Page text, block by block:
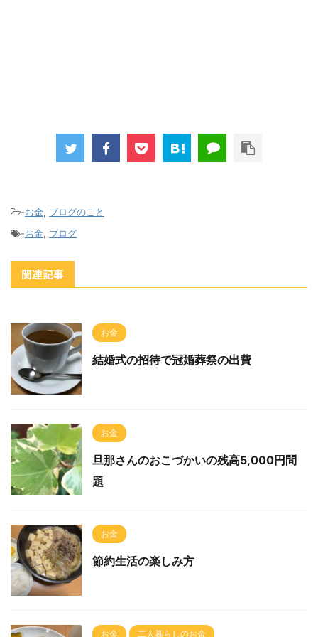
-お金, ブログのこと
-お金, ブログ
関連記事
お金
結婚式の招待で冠婚葬祭の出費
お金
旦那さんのおこづかいの残高5,000円問
題
お金
節約生活の楽しみ方
お金 二人暮らしのお金